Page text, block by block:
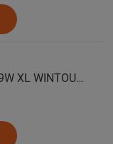
DAVANTI Автошина 245/40 R20 99W XL WINTOURA+ зима